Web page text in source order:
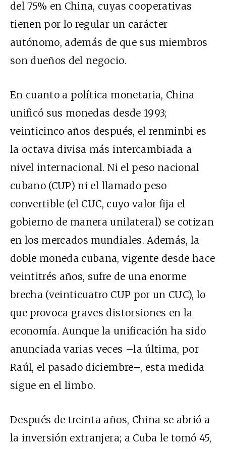
del 75% en China, cuyas cooperativas
tienen por lo regular un carácter
autónomo, además de que sus miembros
son dueños del negocio.
En cuanto a política monetaria, China
unificó sus monedas desde 1993;
veinticinco años después, el renminbi es
la octava divisa más intercambiada a
nivel internacional. Ni el peso nacional
cubano (CUP) ni el llamado peso
convertible (el CUC, cuyo valor fija el
gobierno de manera unilateral) se cotizan
en los mercados mundiales. Además, la
doble moneda cubana, vigente desde hace
veintitrés años, sufre de una enorme
brecha (veinticuatro CUP por un CUC), lo
que provoca graves distorsiones en la
economía. Aunque la unificación ha sido
anunciada varias veces –la última, por
Raúl, el pasado diciembre–, esta medida
sigue en el limbo.
Después de treinta años, China se abrió a
la inversión extranjera; a Cuba le tomó 45,